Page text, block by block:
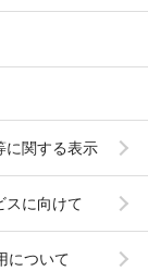
に関する表示
スに向けて
について